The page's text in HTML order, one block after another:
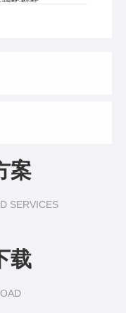
案
SERVICES
载